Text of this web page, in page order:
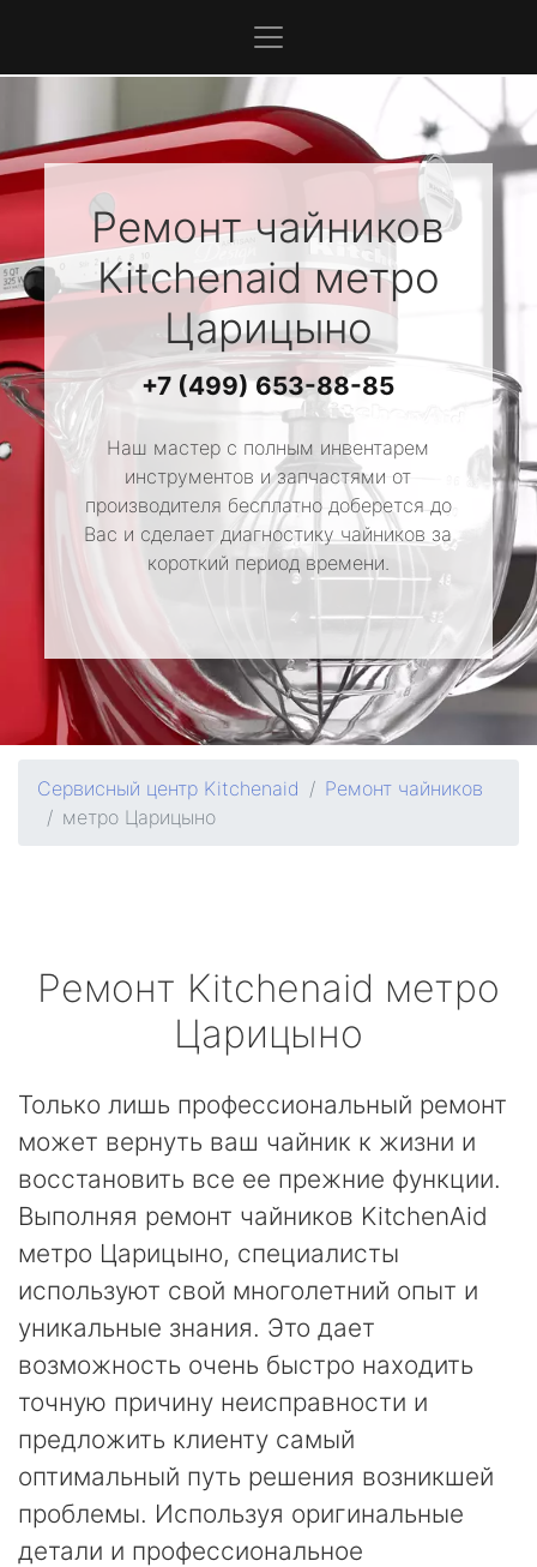
Ремонт чайников
Kitchenaidметро
Царицыно
+7 (499) 653-88-85
Наш мастер с полным инвентарем
инструментов и запчастями от
производителя бесплатно доберется до
Вас и сделает диагностику чайников за
короткий период времени.
Сервисный центр Kitchenaid
Ремонт чайников
метро Царицыно
Ремонт Kitchenaid метро
Царицыно
Только лишь профессиональный ремонт
может вернуть ваш чайник к жизни и
восстановить все ее прежние функции.
Выполняя ремонт чайников KitchenAid
метро Царицыно, специалисты
используют свой многолетний опыт и
уникальные знания. Это дает
возможность очень быстро находить
точную причину неисправности и
предложить клиенту самый
оптимальный путь решения возникшей
проблемы. Используя оригинальные
детали и профессиональное